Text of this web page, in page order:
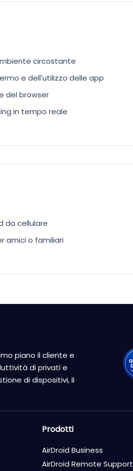
circostante
e dell'utilizzo delle app
del browser
in tempo reale
da cellulare
amici o familiari
piano il cliente e
di privati e
di dispositivi, il
Prodotti
AirDroid Business
AirDroid Remote Support